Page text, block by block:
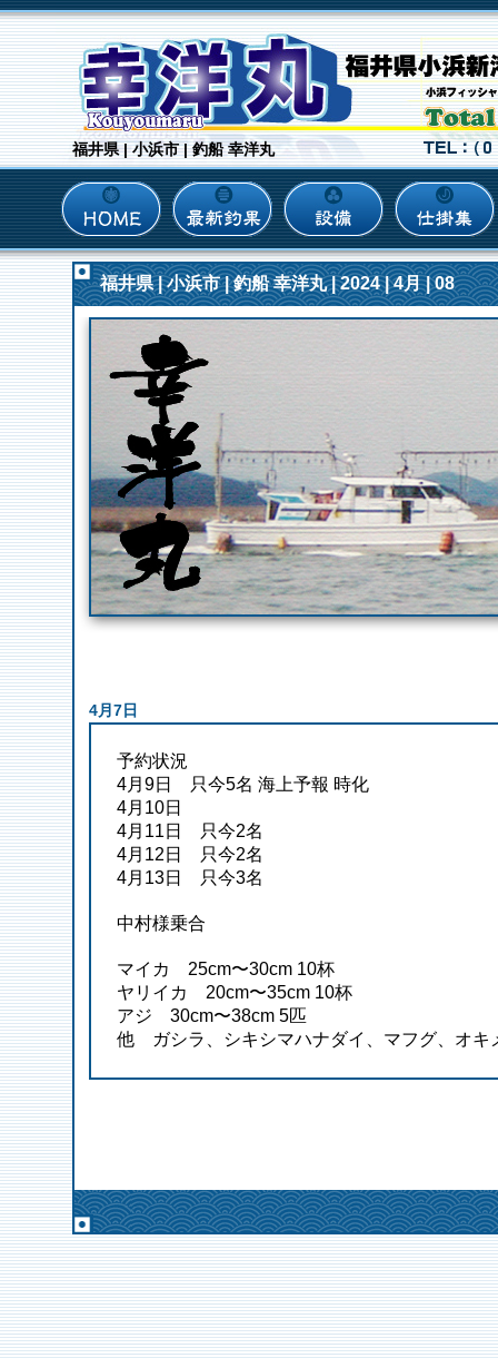
福井県 | 小浜市 | 釣船 幸洋丸
福井県 | 小浜市 | 釣船 幸洋丸 | 2024 | 4月 | 08
4月7日
予約状況
4月9日 只今5名 海上予報 時化
4月10日
4月11日 只今2名
4月12日 只今2名
4月13日 只今3名
中村様乗合
マイカ 25cm〜30cm 10杯
ヤリイカ 20cm〜35cm 10杯
アジ 30cm〜38cm 5匹
他 ガシラ、シキシマハナダイ、マフグ、オキ